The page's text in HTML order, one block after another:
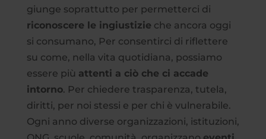
giunge soprattutto per permetterci di
riconoscere le ingiustizie che ancora oggi
si consumano, Per consentirci di riflettere
su come, nella vita quotidiana, possiamo
essere più attenti a ciò che ci accade
intorno. Per chiedere trasparenza, tutela,
diritti, per noi stessi e per chi è vulnerabile.
Ogni anno diverse organizzazioni, istituzioni,